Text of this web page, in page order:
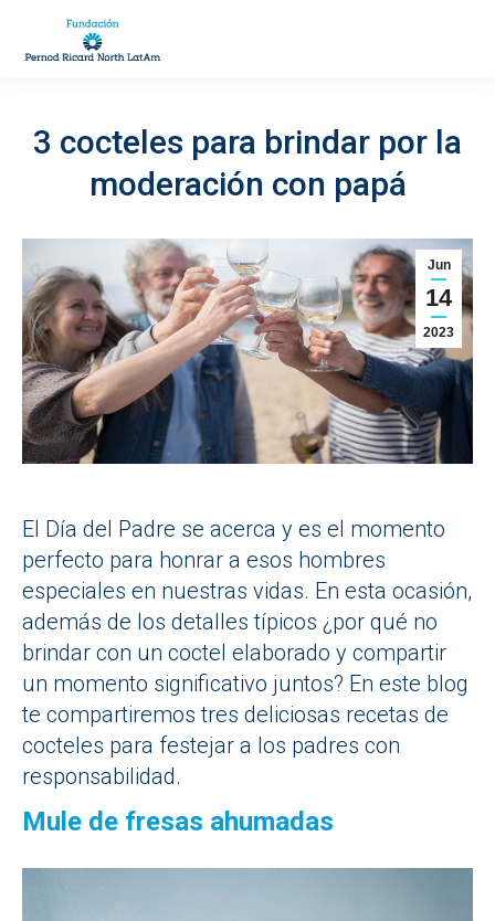
3 cocteles para brindar por la
moderación con papá
You are here:
Jun
14
2023
El Día del Padre se acerca y es el momento
perfecto para honrar a esos hombres
especiales en nuestras vidas. En esta ocasión,
además de los detalles típicos ¿por qué no
brindar con un coctel elaborado y compartir
un momento significativo juntos? En este blog
te compartiremos tres deliciosas recetas de
cocteles para festejar a los padres con
responsabilidad.
Mule de fresas ahumadas